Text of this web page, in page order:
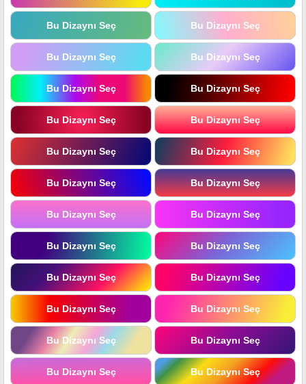
Bu Dizaynı Seç Bu Dizaynı Seç
Bu Dizaynı Seç Bu Dizaynı Seç
Bu Dizaynı Seç Bu Dizaynı Seç
Bu Dizaynı Seç Bu Dizaynı Seç
Bu Dizaynı Seç Bu Dizaynı Seç
Bu Dizaynı Seç Bu Dizaynı Seç
Bu Dizaynı Seç Bu Dizaynı Seç
Bu Dizaynı Seç Bu Dizaynı Seç
Bu Dizaynı Seç Bu Dizaynı Seç
Bu Dizaynı Seç Bu Dizaynı Seç
Bu Dizaynı Seç Bu Dizaynı Seç
Bu Dizaynı Seç Bu Dizaynı Seç